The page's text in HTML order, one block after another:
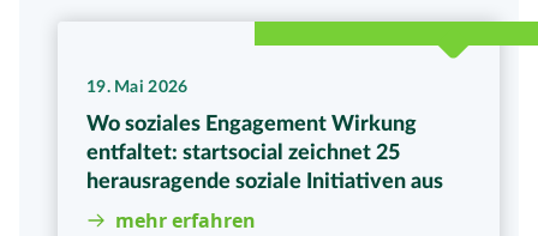
19. Mai 2026
Wo soziales Engagement Wirkung
entfaltet: startsocial zeichnet 25
herausragende soziale Initiativen aus
mehr erfahren